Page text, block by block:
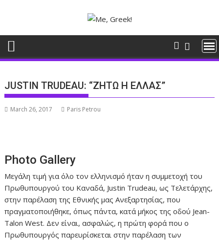
JUSTIN TRUDEAU: “ΖΗΤΩ Η ΕΛΛΑΣ”
March 26, 2017 Paris Petrou
Photo Gallery
Μεγάλη τιμή για όλο τον ελληνισμό ήταν η συμμετοχή του
Πρωθυπουργού του Καναδά, Justin Trudeau, ως Τελετάρχης,
στην παρέλαση της Εθνικής μας Ανεξαρτησίας, που
πραγματοποιήθηκε, όπως πάντα, κατά μήκος της οδού Jean-
Talon West. Δεν είναι, ασφαλώς, η πρώτη φορά που ο
Πρωθυπουργός παρευρίσκεται στην παρέλαση των